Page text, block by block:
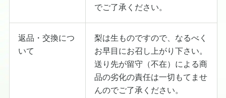
でご了承ください。
返品・交換につ
いて
梨は生ものですので、なるべく
お早目にお召し上がり下さい。
送り先が留守（不在）による商
品の劣化の責任は一切もてませ
んのでご了承ください。